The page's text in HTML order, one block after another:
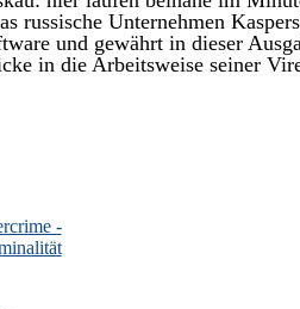
russische Unternehmen
und gewährt in dieser
in die Arbeitsweise seiner
-